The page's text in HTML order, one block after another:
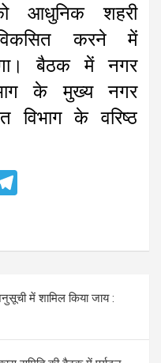
आधुनिक शहरी
करने में
बैठक में नगर
के मुख्य नगर
विभाग के वरिष्ठ
e
g
r
a
में शामिल किया जाय :